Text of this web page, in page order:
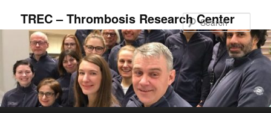
primary
secondary
TREC – Thrombosis Research Center